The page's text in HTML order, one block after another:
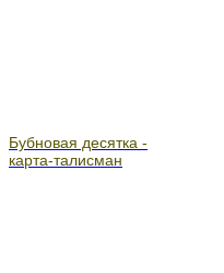
Бубновая десятка -
карта-талисман